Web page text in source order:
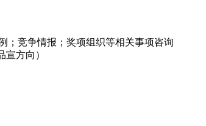
；竞争情报；奖项组织等相关事项咨询
方向）